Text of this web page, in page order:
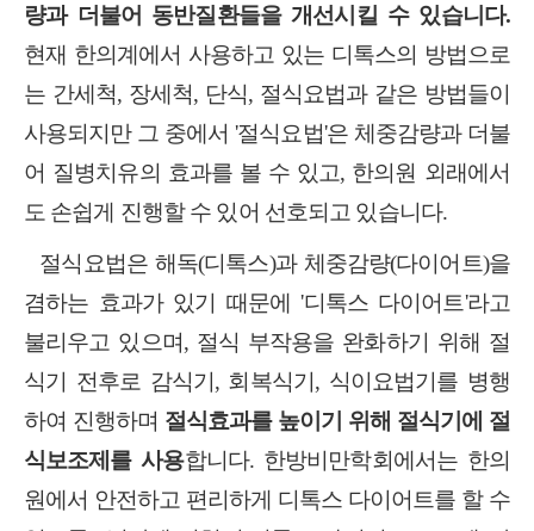
량과 더불어 동반질환들을 개선시킬 수 있습니다.
현재 한의계에서 사용하고 있는 디톡스의 방법으로
는 간세척, 장세척, 단식, 절식요법과 같은 방법들이
사용되지만 그 중에서 '절식요법'은 체중감량과 더불
어 질병치유의 효과를 볼 수 있고, 한의원 외래에서
도 손쉽게 진행할 수 있어 선호되고 있습니다.
절식요법은 해독(디톡스)과 체중감량(다이어트)을
겸하는 효과가 있기 때문에
'디톡스 다이어트'라고
불리우고 있으며, 절식 부작용을 완화하기 위해 절
식기 전후로 감식기 , 회복식기 , 식이요법기를 병행
하여 진행하며 절식효과를 높이기 위해 절식기에 절
식보조제를 사용합니다. 한방비만학회에서는 한의
원에서 안전하고 편리하게 디톡스 다이어트를 할 수